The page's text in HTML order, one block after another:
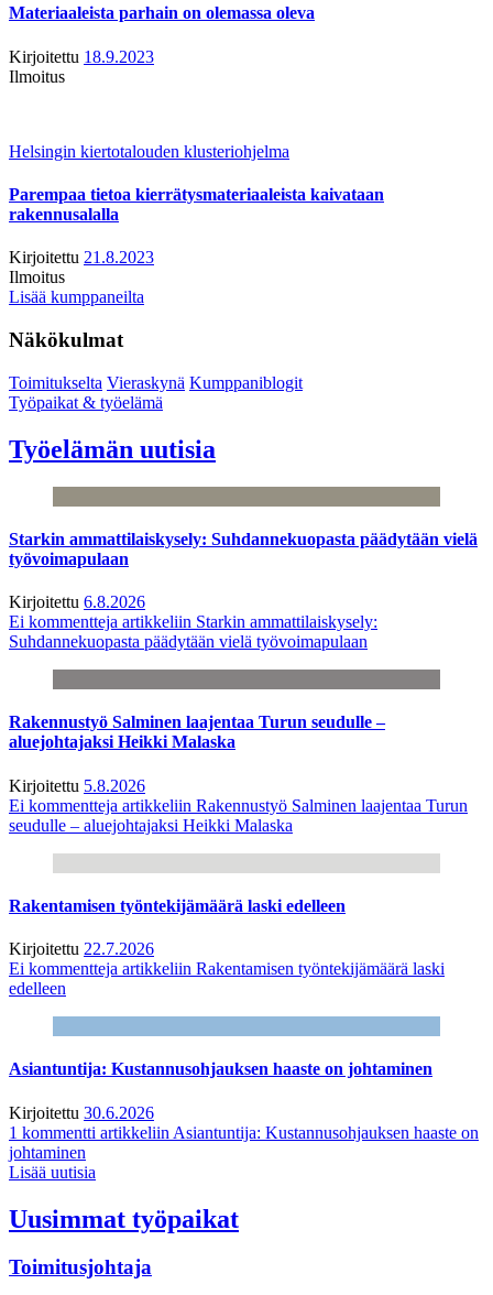
Materiaaleista parhain on olemassa oleva
Kirjoitettu 18.9.2023
Ilmoitus
Helsingin kiertotalouden klusteriohjelma
Parempaa tietoa kierrätysmateriaaleista kaivataan
rakennusalalla
Kirjoitettu 21.8.2023
Ilmoitus
Lisää kumppaneilta
Näkökulmat
Toimitukselta Vieraskynä Kumppaniblogit
Työpaikat & työelämä
Työelämän uutisia
Starkin ammattilaiskysely: Suhdannekuopasta päädytään vielä
työvoimapulaan
Kirjoitettu 6.8.2026
Ei kommentteja artikkeliin Starkin ammattilaiskysely:
Suhdannekuopasta päädytään vielä työvoimapulaan
Rakennustyö Salminen laajentaa Turun seudulle –
aluejohtajaksi Heikki Malaska
Kirjoitettu 5.8.2026
Ei kommentteja artikkeliin Rakennustyö Salminen laajentaa Turun
seudulle – aluejohtajaksi Heikki Malaska
Rakentamisen työntekijämäärä laski edelleen
Kirjoitettu 22.7.2026
Ei kommentteja artikkeliin Rakentamisen työntekijämäärä laski
edelleen
Asiantuntija: Kustannusohjauksen haaste on johtaminen
Kirjoitettu 30.6.2026
1 kommentti artikkeliin Asiantuntija: Kustannusohjauksen haaste on
johtaminen
Lisää uutisia
Uusimmat työpaikat
Toimitusjohtaja